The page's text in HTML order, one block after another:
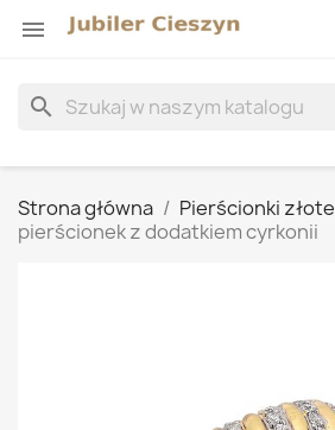

search
Strona główna Pierścionki złote
pierścionek z dodatkiem cyrkonii